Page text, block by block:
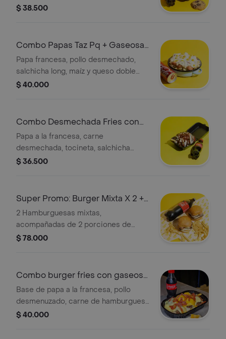
+ gaseosa 250 ml.
$ 38.500
Combo Papas Taz Pq + Gaseosa
250 ml
Papa francesa, pollo desmechado,
salchicha long, maíz y queso doble
crema gratinado, acompañado de
$ 40.000
Combo Desmechada Fries con
Bebida 250 ml
Papa a la francesa, carne
desmechada, tocineta, salchicha
americana Zenú, queso doble crema,
disponibilidad)
$ 36.500
Super Promo: Burger Mixta X 2 + 1
Lt
2 Hamburguesas mixtas,
acompañadas de 2 porciones de
papa a la francesa y gaseosa 1l (sabor
$ 78.000
Combo burger fries con gaseosa
250 ml
Base de papa a la francesa, pollo
desmenuzado, carne de hamburguesa
picada en trocitos, tocineta crispy,
$ 40.000